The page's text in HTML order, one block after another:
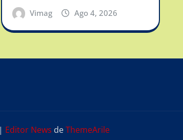
Vimag Ago 4, 2026
| Editor News deThemeArile